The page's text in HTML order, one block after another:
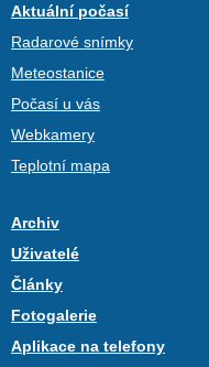
Aktuální počasí
Radarové snímky
Meteostanice
Počasí u vás
Webkamery
Teplotní mapa
Archiv
Uživatelé
Články
Fotogalerie
Aplikace na telefony